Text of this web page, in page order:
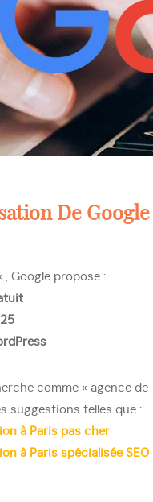
De
, Google propose :
comme « agence de
suggestions telles que :
à Paris pas cher
à Paris spécialisée SEO